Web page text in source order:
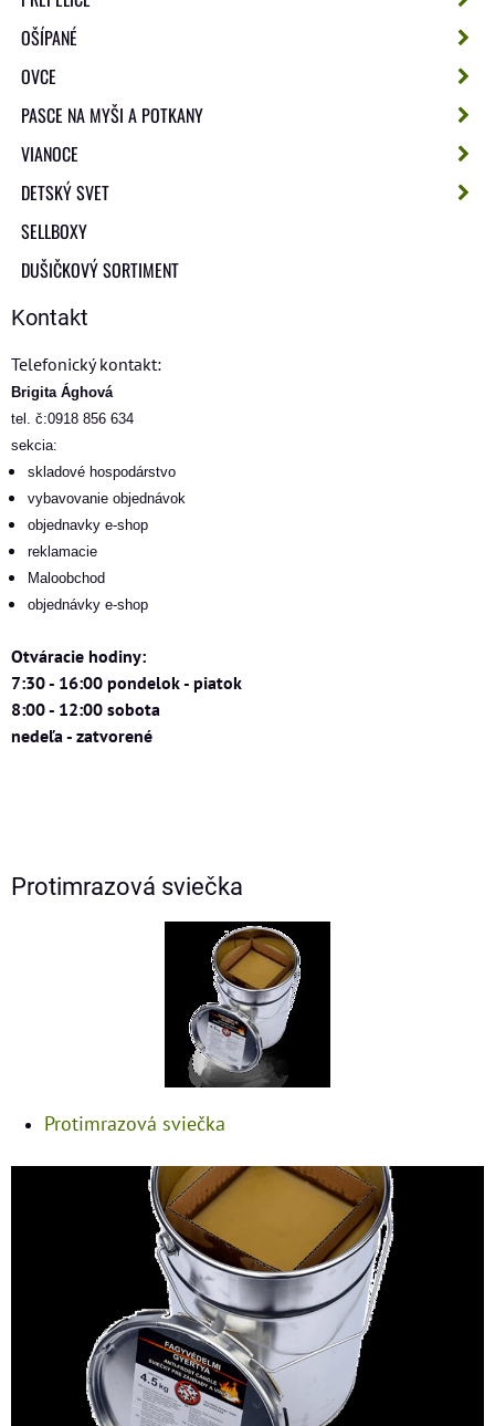
OŠÍPANÉ
OVCE
PASCE NA MYŠI A POTKANY
VIANOCE
DETSKÝ SVET
SELLBOXY
DUŠIČKOVÝ SORTIMENT
Kontakt
Telefonický kontakt:
Brigita Ághová
tel. č:0918 856 634
sekcia:
skladové hospodárstvo
vybavovanie objednávok
objednavky e-shop
reklamacie
Maloobchod
objednávky e-shop
Otváracie hodiny:
7:30 - 16:00 pondelok - piatok
8:00 - 12:00 sobota
nedeľa - zatvorené
Protimrazová sviečka
Protimrazová sviečka